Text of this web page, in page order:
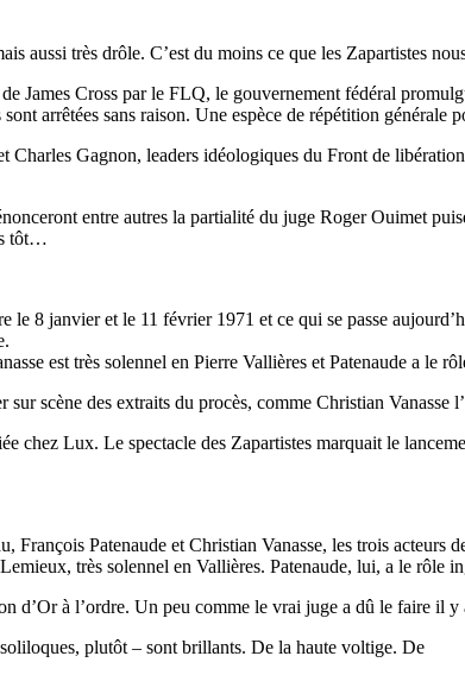
aussi très drôle. C’est du moins ce que les Zapartistes
James Cross par le FLQ, le gouvernement fédéral
arrêtées sans raison. Une espèce de répétition
Charles Gagnon, leaders idéologiques du Front de
entre autres la partialité du juge Roger Ouimet
tôt…
le 8 janvier et le 11 février 1971 et ce qui se passe
est très solennel en Pierre Vallières et Patenaude a le
scène des extraits du procès, comme Christian
chez Lux. Le spectacle des Zapartistes marquait le
François Patenaude et Christian Vanasse, les trois
très solennel en Vallières. Patenaude, lui, a le rôle
d’Or à l’ordre. Un peu comme le vrai juge a dû le faire il
plutôt – sont brillants. De la haute voltige. De